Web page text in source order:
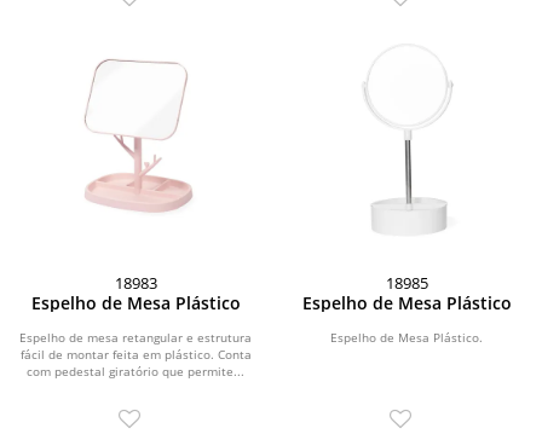
18983
Espelho de Mesa Plástico
Espelho de mesa retangular e estrutura
fácil de montar feita em plástico. Conta
com pedestal giratório que permite...
18985
Espelho de Mesa Plástico
Espelho de Mesa Plástico.